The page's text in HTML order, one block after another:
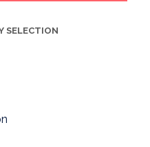
SELECTION